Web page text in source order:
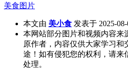
美食图片
本文由 美小食 发表于 2025-
本网站部分图片和视频内容来
原作者，内容仅供大家学习和
途！如有侵犯您的权利，请来
处理。